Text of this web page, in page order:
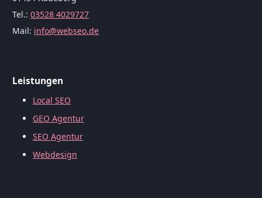
Tel.: 03528 4029727
Mail: info@webseo.de
Leistungen
Local SEO
GEO Agentur
SEO Agentur
Webdesign